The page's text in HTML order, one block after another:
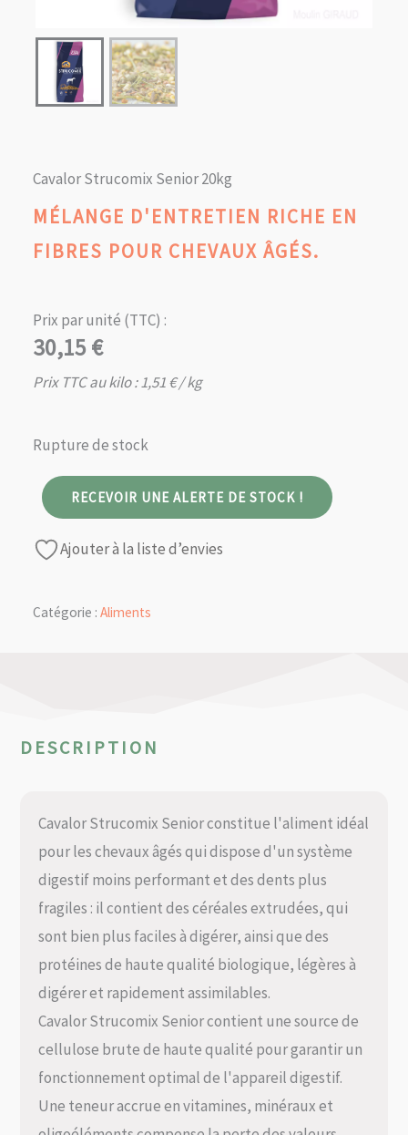
Cavalor Strucomix Senior 20kg
MÉLANGE D'ENTRETIEN RICHE EN
FIBRES POUR CHEVAUX ÂGÉS.
Prix par unité (TTC) :
30,15€
Prix TTC au kilo :1,51€/ kg
Rupture de stock
RECEVOIR UNE ALERTE DE STOCK !
Ajouter à la liste d’envies
Catégorie : Aliments
DESCRIPTION
Cavalor Strucomix Senior constitue l'aliment idéal
pour les chevaux âgés qui dispose d'un système
digestif moins performant et des dents plus
fragiles : il contient des céréales extrudées, qui
sont bien plus faciles à digérer, ainsi que des
protéines de haute qualité biologique, légères à
digérer et rapidement assimilables.
Cavalor Strucomix Senior contient une source de
cellulose brute de haute qualité pour garantir un
fonctionnement optimal de l'appareil digestif.
Une teneur accrue en vitamines, minéraux et